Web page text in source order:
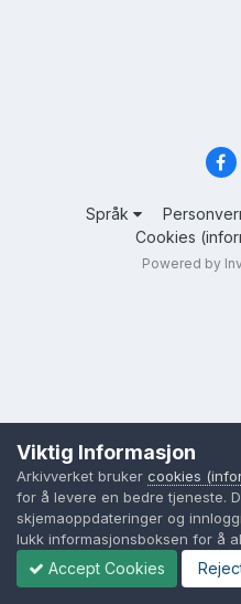
Språk
Cookies
Powered by
Viktig Informasjon
Arkivverket bruker cookies
for å levere en bedre tjeneste.
skjemaoppdateringer og
lukk informasjonsboksen for å
Accept Cookies